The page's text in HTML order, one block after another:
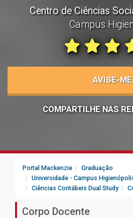
Centro de Ciências
Campus
AVISE-ME
COMPARTILHE NAS
Portal Mackenzie
Graduação
Universidade - Campus
Ciências Contábeis Dual Study
Corpo Docente